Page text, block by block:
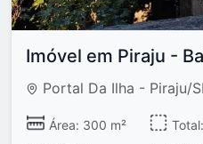
Imóvel em Piraju -
Portal Da Ilha - Piraju/
Área: 300 m²